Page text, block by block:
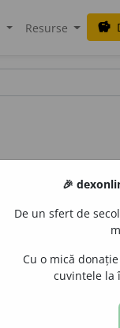
Resurse savings
🎉
De un sfert de
Cu o mică
cuvintele la